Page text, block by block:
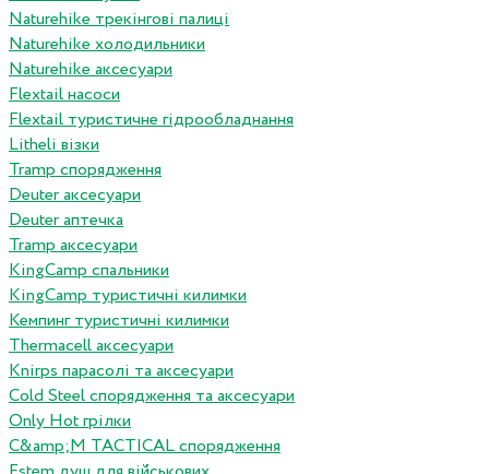
Naturehike трекінгові палиці
Naturehike холодильники
Naturehike аксесуари
Flextail насоси
Flextail туристичне гідрообладнання
Litheli візки
Tramp спорядження
Deuter аксесуари
Deuter аптечка
Tramp аксесуари
KingCamp спальники
KingCamp туристичні килимки
Кемпинг туристичні килимки
Thermacell аксесуари
Knirps парасолі та аксесуари
Cold Steel спорядження та аксесуари
Only Hot грілки
C&amp;M TACTICAL спорядження